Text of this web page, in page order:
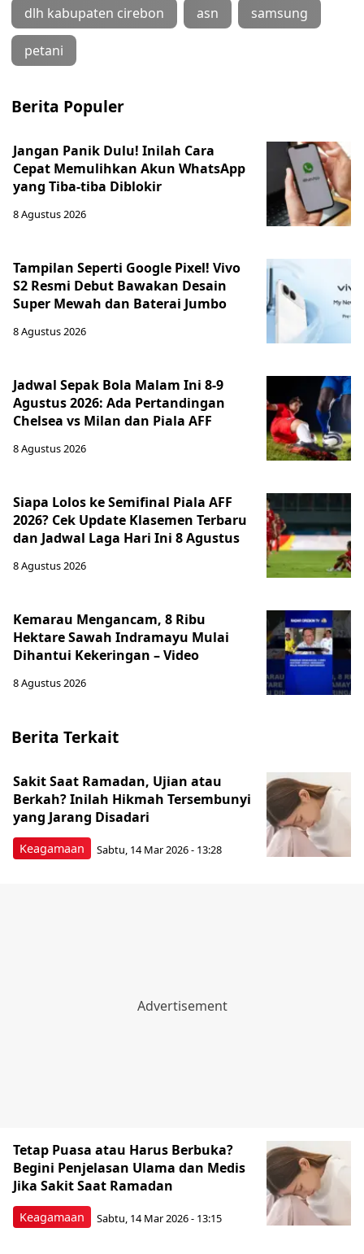
dlh kabupaten cirebon asn samsung
petani
Berita Populer
Jangan Panik Dulu! Inilah Cara
Cepat Memulihkan Akun WhatsApp
yang Tiba-tiba Diblokir
8 Agustus 2026
Tampilan Seperti Google Pixel! Vivo
S2 Resmi Debut Bawakan Desain
Super Mewah dan Baterai Jumbo
8 Agustus 2026
Jadwal Sepak Bola Malam Ini 8-9
Agustus 2026: Ada Pertandingan
Chelsea vs Milan dan Piala AFF
8 Agustus 2026
Siapa Lolos ke Semifinal Piala AFF
2026? Cek Update Klasemen Terbaru
dan Jadwal Laga Hari Ini 8 Agustus
8 Agustus 2026
Kemarau Mengancam, 8 Ribu
Hektare Sawah Indramayu Mulai
Dihantui Kekeringan – Video
8 Agustus 2026
Berita Terkait
Keagamaan
Sakit Saat Ramadan, Ujian atau
Berkah? Inilah Hikmah Tersembunyi
yang Jarang Disadari
Sabtu, 14 Mar 2026 - 13:28
Keagamaan
Tetap Puasa atau Harus Berbuka?
Begini Penjelasan Ulama dan Medis
Jika Sakit Saat Ramadan
Sabtu, 14 Mar 2026 - 13:15